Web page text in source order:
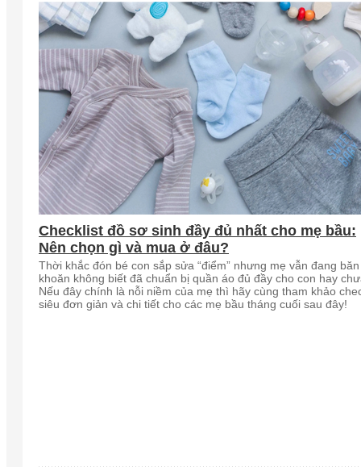
Checklist đồ sơ sinh đầy đủ nhất cho mẹ bầu:
Nên chọn gì và mua ở đâu?
Thời khắc đón bé con sắp sửa “điểm” nhưng mẹ vẫn đang băn
khoăn không biết đã chuẩn bị quần áo đủ đầy cho con hay
Nếu đây chính là nỗi niềm của mẹ thì hãy cùng tham khảo
siêu đơn giản và chi tiết cho các mẹ bầu tháng cuối sau đây!